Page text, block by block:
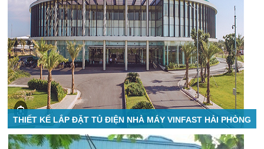
THIẾT KẾ LẮP ĐẶT TỦ ĐIỆN NHÀ MÁY VINFAST HẢI PHÒNG